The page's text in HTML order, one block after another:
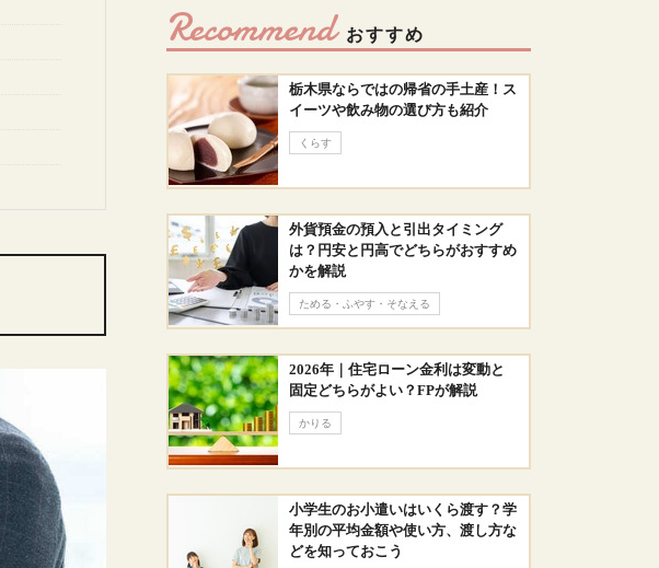
Recommend おすすめ
栃木県ならではの帰省の手土産！ス
イーツや飲み物の選び方も紹介
くらす
外貨預金の預入と引出タイミング
は？円安と円高でどちらがおすすめ
かを解説
ためる・ふやす・そなえる
2026年｜住宅ローン金利は変動と
固定どちらがよい？FPが解説
かりる
小学生のお小遣いはいくら渡す？学
年別の平均金額や使い方、渡し方な
どを知っておこう